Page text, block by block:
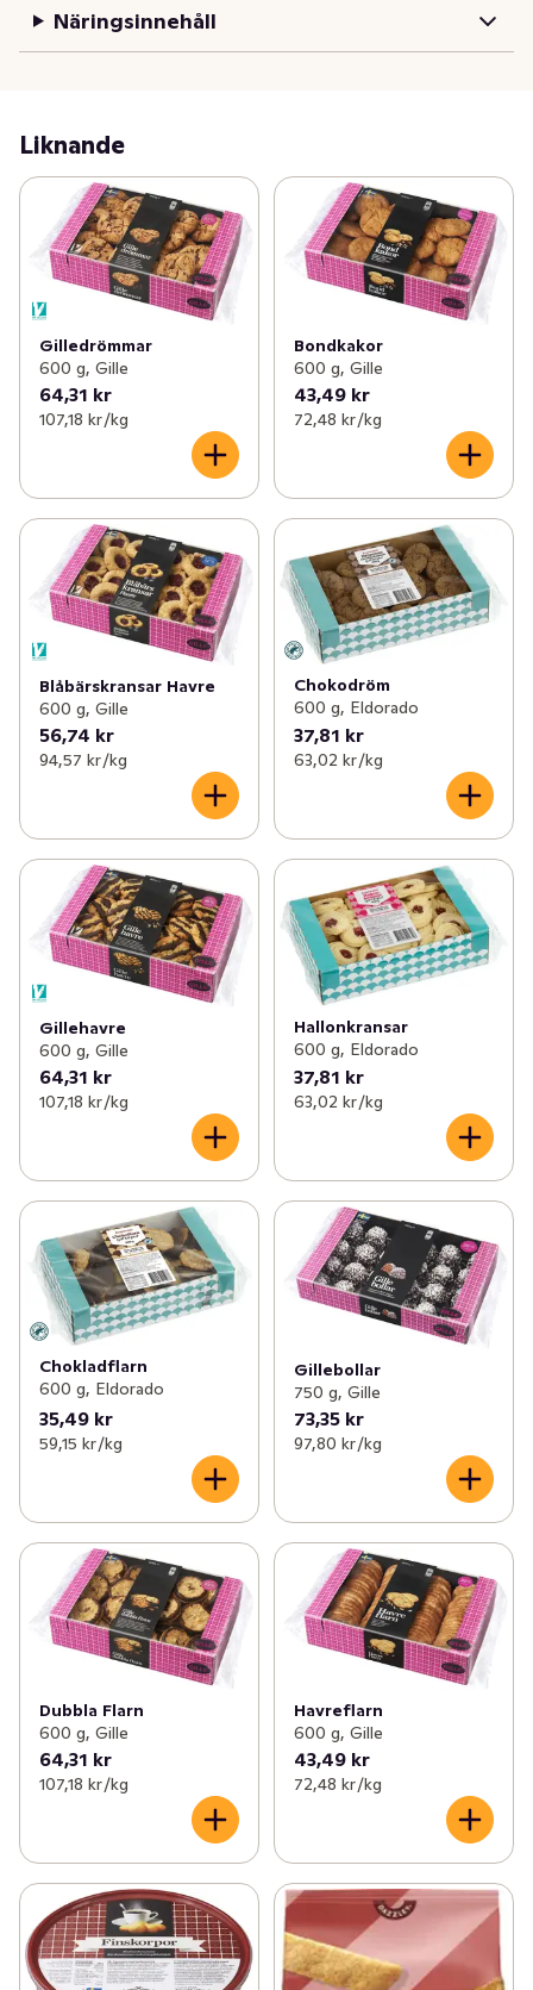
Näringsinnehåll
Liknande
Gilledrömmar
600 g, Gille
64,31 kr
107,18 kr /kg
Bondkakor
600 g, Gille
43,49 kr
72,48 kr /kg
Blåbärskransar Havre
600 g, Gille
56,74 kr
94,57 kr /kg
Chokodröm
600 g, Eldorado
37,81 kr
63,02 kr /kg
Gillehavre
600 g, Gille
64,31 kr
107,18 kr /kg
Hallonkransar
600 g, Eldorado
37,81 kr
63,02 kr /kg
Chokladflarn
600 g, Eldorado
35,49 kr
59,15 kr /kg
Gillebollar
750 g, Gille
73,35 kr
97,80 kr /kg
Dubbla Flarn
600 g, Gille
64,31 kr
107,18 kr /kg
Havreflarn
600 g, Gille
43,49 kr
72,48 kr /kg